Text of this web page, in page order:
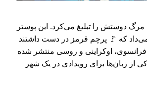
مرگ دوستش را تبلیغ می‌کرد. این پوستر
که 🚩 پرچم قرمز در دست داشتند
فرانسوی، اوکراینی و روسی منتشر شده
از زبان‌ها برای رویدادی در یک شهر